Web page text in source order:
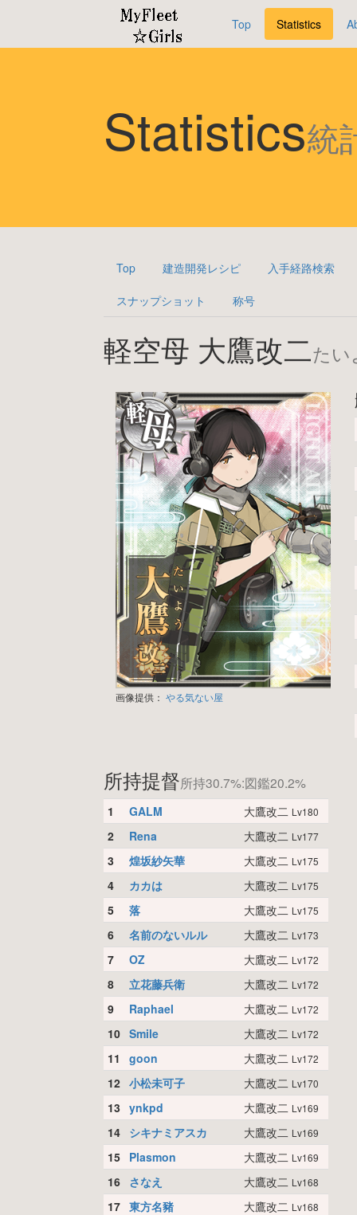
Top Statistics
Statistics統
Top 建造開発レシピ 入手経路検索
スナップショット 称号
軽空母 大鷹改二たい
画像提供： やる気ない屋
所持提督所持30.7%:図鑑20.2%
1 GALM 大鷹改二 Lv180
2 Rena 大鷹改二 Lv177
3 煌坂紗矢華 大鷹改二 Lv175
4 カカは 大鷹改二 Lv175
5 落 大鷹改二 Lv175
6 名前のないルル 大鷹改二 Lv173
7 OZ 大鷹改二 Lv172
8 立花藤兵衛 大鷹改二 Lv172
9 Raphael 大鷹改二 Lv172
10 Smile 大鷹改二 Lv172
11 goon 大鷹改二 Lv172
12 小松未可子 大鷹改二 Lv170
13 ynkpd 大鷹改二 Lv169
14 シキナミアスカ 大鷹改二 Lv169
15 Plasmon 大鷹改二 Lv169
16 さなえ 大鷹改二 Lv168
17 東方名豬 大鷹改二 Lv168